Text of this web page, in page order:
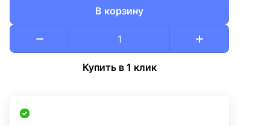
В корзину
Купить в 1 клик